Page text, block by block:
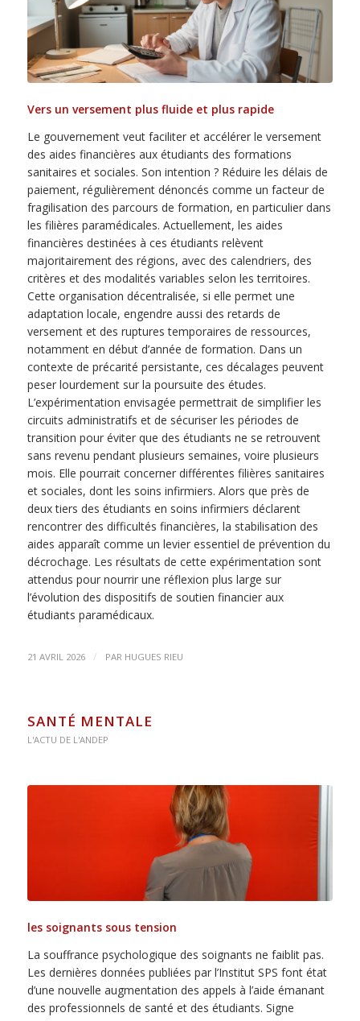
Vers un versement plus fluide et plus rapide
Le gouvernement veut faciliter et accélérer le versement
des aides financières aux étudiants des formations
sanitaires et sociales. Son intention ? Réduire les délais de
paiement, régulièrement dénoncés comme un facteur de
fragilisation des parcours de formation, en particulier dans
les filières paramédicales. Actuellement, les aides
financières destinées à ces étudiants relèvent
majoritairement des régions, avec des calendriers, des
critères et des modalités variables selon les territoires.
Cette organisation décentralisée, si elle permet une
adaptation locale, engendre aussi des retards de
versement et des ruptures temporaires de ressources,
notamment en début d’année de formation. Dans un
contexte de précarité persistante, ces décalages peuvent
peser lourdement sur la poursuite des études.
L’expérimentation envisagée permettrait de simplifier les
circuits administratifs et de sécuriser les périodes de
transition pour éviter que des étudiants ne se retrouvent
sans revenu pendant plusieurs semaines, voire plusieurs
mois. Elle pourrait concerner différentes filières sanitaires
et sociales, dont les soins infirmiers. Alors que près de
deux tiers des étudiants en soins infirmiers déclarent
rencontrer des difficultés financières, la stabilisation des
aides apparaît comme un levier essentiel de prévention du
décrochage. Les résultats de cette expérimentation sont
attendus pour nourrir une réflexion plus large sur
l’évolution des dispositifs de soutien financier aux
étudiants paramédicaux.
21 AVRIL 2026 / PAR HUGUES RIEU
SANTÉ MENTALE
L'ACTU DE L'ANDEP
les soignants sous tension
La souffrance psychologique des soignants ne faiblit pas.
Les dernières données publiées par l’Institut SPS font état
d’une nouvelle augmentation des appels à l’aide émanant
des professionnels de santé et des étudiants. Signe